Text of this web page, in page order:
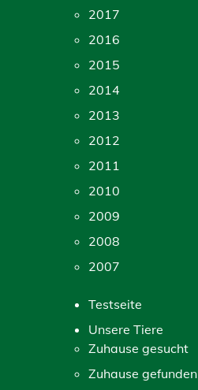
2017
2016
2015
2014
2013
2012
2011
2010
2009
2008
2007
Testseite
Unsere Tiere
Zuhause gesucht
Zuhause gefunden